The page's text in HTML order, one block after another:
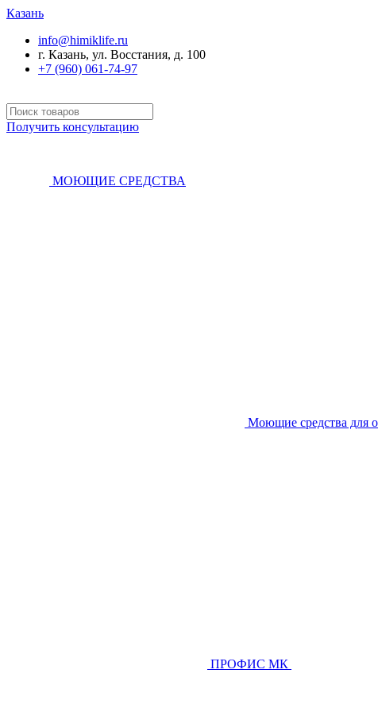
Казань
info@himiklife.ru
г. Казань, ул. Восстания, д. 100
+7 (960) 061-74-97
Получить консультацию
МОЮЩИЕ СРЕДСТВА
Моющие средства для
ПРОФИС МК